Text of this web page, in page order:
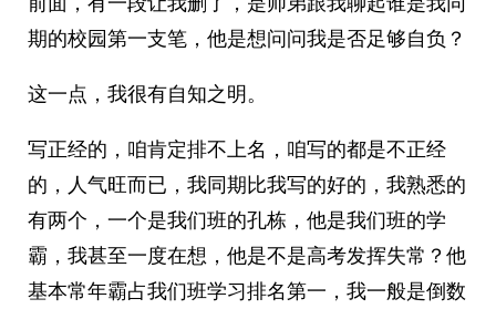
期的校园第一支笔，他是想问问我是否足够自负？
这一点，我很有自知之明。
写正经的，咱肯定排不上名，咱写的都是不正经
的，人气旺而已，我同期比我写的好的，我熟悉的
有两个，一个是我们班的孔栋，他是我们班的学
霸，我甚至一度在想，他是不是高考发挥失常？他
基本常年霸占我们班学习排名第一，我一般是倒数